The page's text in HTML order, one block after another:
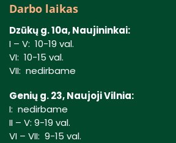
Darbo laikas
Dzūkų g. 10a, Naujininkai:
I – V: 10-19 val.
VI: 10-15 val.
VII: nedirbame
Genių g. 23, Naujoji Vilnia:
I: nedirbame
II – V: 9-19 val.
VI – VII: 9-15 val.